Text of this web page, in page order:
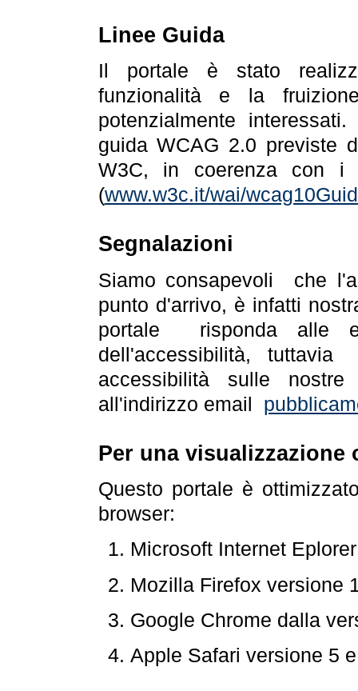
Linee Guida
Il portale è stato
funzionalità e la
potenzialmente
guida WCAG 2.0 previste
W3C, in coerenza con i
(www.w3c.it/wai/
Segnalazioni
Siamo consapevoli che
punto d'arrivo, è infatti
portale risponda alle
dell'accessibilità,
accessibilità sulle
all'indirizzo email
Per una visualizzazione
Questo portale è
browser:
Microsoft Internet
Mozilla Firefox versione
Google Chrome dalla
Apple Safari versione 5